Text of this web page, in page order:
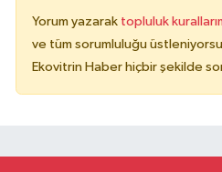
Yorum yazarak topluluk
ve tüm sorumluluğu
Ekovitrin Haber hiçbir şekilde